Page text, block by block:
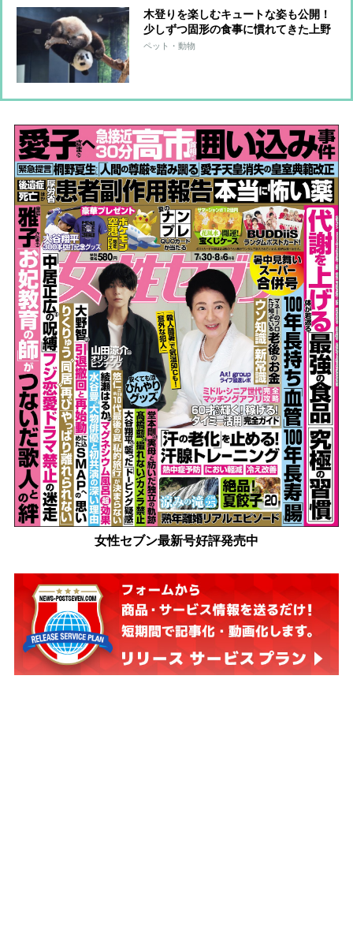
木登りを楽しむキュートな姿も公開！
少しずつ固形の食事に慣れてきた上野
の双子パンダの近況
ペット・動物
女性セブン最新号好評発売中